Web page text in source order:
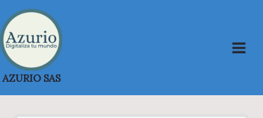
Saltar
al
contenido
AZURIO SAS